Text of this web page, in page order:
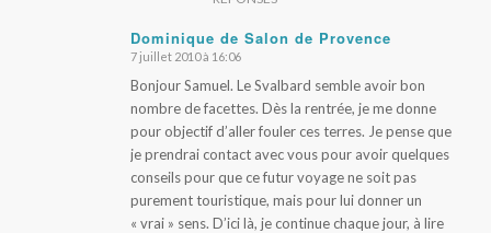
Dominique de Salon de Provence
dit
7 juillet 2010 à 16:06
Bonjour Samuel. Le Svalbard semble avoir bon
nombre de facettes. Dès la rentrée, je me donne
pour objectif d’aller fouler ces terres. Je pense que
je prendrai contact avec vous pour avoir quelques
conseils pour que ce futur voyage ne soit pas
purement touristique, mais pour lui donner un
« vrai » sens. D’ici là, je continue chaque jour, à lire